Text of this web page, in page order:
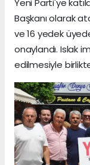
Yeni Parti'ye
Başkanı olarak
ve 16 yedek
onaylandı. Islak
edilmesiyle